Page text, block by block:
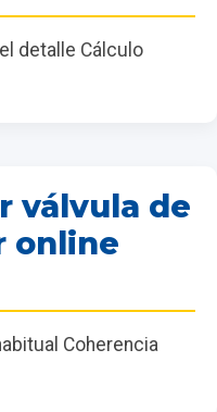
detalle Cálculo
válvula de
online
Coherencia